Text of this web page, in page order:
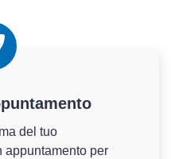
del tuo
appuntamento per